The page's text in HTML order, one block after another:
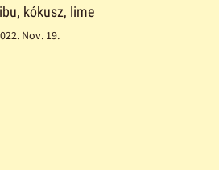
kókusz, lime
Nov. 19.